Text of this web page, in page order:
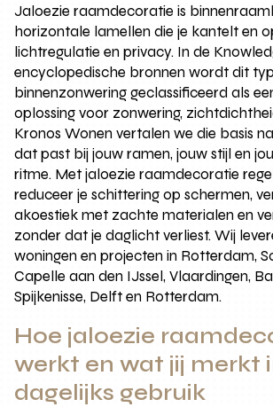
Jaloezie raamdecoratie is
horizontale lamellen die je kantelt en
lichtregulatie en privacy. In de
encyclopedische bronnen wordt dit
binnenzonwering geclassificeerd als
oplossing voor zonwering,
Kronos Wonen vertalen we die basis
dat past bij jouw ramen, jouw stijl en
ritme. Met jaloezie raamdecoratie
reduceer je schittering op schermen,
akoestiek met zachte materialen en
zonder dat je daglicht verliest. Wij
woningen en projecten in Rotterdam,
Capelle aan den IJssel, Vlaardingen,
Spijkenisse, Delft en Rotterdam.
Hoe jaloezie
werkt en wat jij merkt
dagelijks gebruik